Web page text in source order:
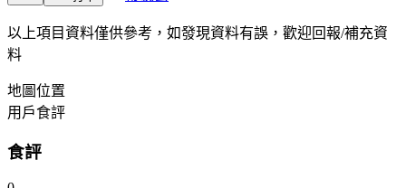
以上項目資料僅供參考，如發現資料有誤，歡迎回報/補充資
料
地圖位置
用戶食評
食評